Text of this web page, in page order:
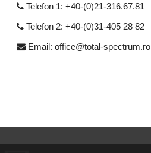
Telefon 1: +40-(0)21-316.67.81
Telefon 2: +40-(0)31-405 28 82
Email: office@total-spectrum.ro